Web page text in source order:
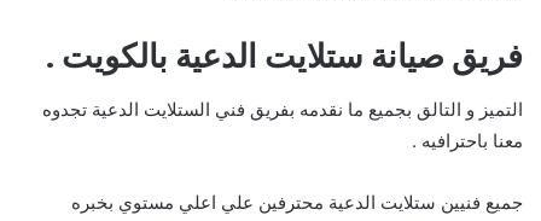
فريق صيانة ستلايت الدعية بالكويت .
التميز و التالق بجميع ما نقدمه بفريق فني الستلايت الدعية تجدوه
معنا باحترافيه .
جميع فنيين ستلايت الدعية محترفين علي اعلي مستوي بخبره